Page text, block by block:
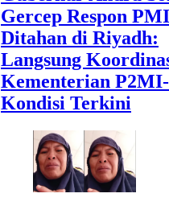
Gercep Respon
Ditahan di Riyadh:
Langsung
Kementerian
Kondisi Terkini